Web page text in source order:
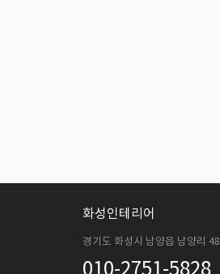
화성인테리어
경기도 화성시 남양읍 남양리 48